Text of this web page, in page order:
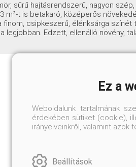
sűrű hajtásrendszerű, nagyon
m²-t is betakaró, középerős
finom, csipkeszerű, élénksárga
Edzett, ellenálló növény,
Ez a
Weboldalunk tartalmának
érdekében sütiket (cookie),
irányelveinkről, valamint
Beállítások